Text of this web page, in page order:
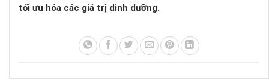
tối ưu hóa các giá trị dinh dưỡng.